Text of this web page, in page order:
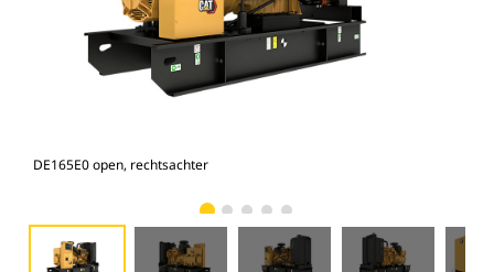
DE165E0 open, rechtsachter